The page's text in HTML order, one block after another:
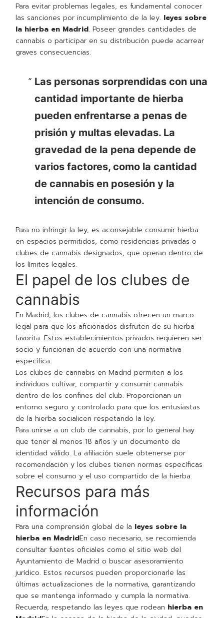
Para evitar problemas legales, es fundamental conocer
las sanciones por incumplimiento de la ley. leyes sobre
la hierba en Madrid. Poseer grandes cantidades de
cannabis o participar en su distribución puede acarrear
graves consecuencias.
Las personas sorprendidas con una
cantidad importante de hierba
pueden enfrentarse a penas de
prisión y multas elevadas. La
gravedad de la pena depende de
varios factores, como la cantidad
de cannabis en posesión y la
intención de consumo.
Para no infringir la ley, es aconsejable consumir hierba
en espacios permitidos, como residencias privadas o
clubes de cannabis designados, que operan dentro de
los límites legales.
El papel de los clubes de
cannabis
En Madrid, los clubes de cannabis ofrecen un marco
legal para que los aficionados disfruten de su hierba
favorita. Estos establecimientos privados requieren ser
socio y funcionan de acuerdo con una normativa
específica.
Los clubes de cannabis en Madrid permiten a los
individuos cultivar, compartir y consumir cannabis
dentro de los confines del club. Proporcionan un
entorno seguro y controlado para que los entusiastas
de la hierba socialicen respetando la ley.
Para unirse a un club de cannabis, por lo general hay
que tener al menos 18 años y un documento de
identidad válido. La afiliación suele obtenerse por
recomendación y los clubes tienen normas específicas
sobre el consumo y el uso compartido de la hierba.
Recursos para más
información
Para una comprensión global de la leyes sobre la
hierba en MadridEn caso necesario, se recomienda
consultar fuentes oficiales como el sitio web del
Ayuntamiento de Madrid o buscar asesoramiento
jurídico. Estos recursos pueden proporcionarle las
últimas actualizaciones de la normativa, garantizando
que se mantenga informado y cumpla la normativa.
Recuerda, respetando las leyes que rodean hierba en